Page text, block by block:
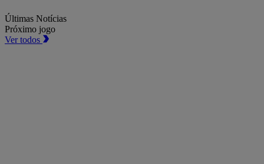
Últimas Notícias
Próximo jogo
Ver todos